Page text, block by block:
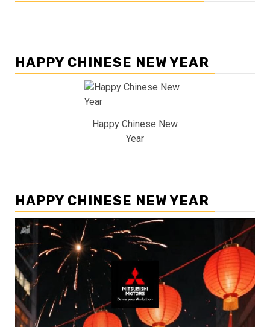
HAPPY CHINESE NEW YEAR
Happy Chinese New
Year
HAPPY CHINESE NEW YEAR